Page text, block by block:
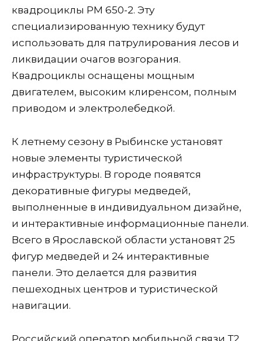
квадроциклы РМ 650-2. Эту
специализированную технику будут
использовать для патрулирования лесов и
ликвидации очагов возгорания.
Квадроциклы оснащены мощным
двигателем, высоким клиренсом, полным
приводом и электролебедкой.
К летнему сезону в Рыбинске установят
новые элементы туристической
инфраструктуры. В городе появятся
декоративные фигуры медведей,
выполненные в индивидуальном дизайне,
и интерактивные информационные панели.
Всего в Ярославской области установят 25
фигур медведей и 24 интерактивные
панели. Это делается для развития
пешеходных центров и туристической
навигации.
Российский оператор мобильной связи Т2